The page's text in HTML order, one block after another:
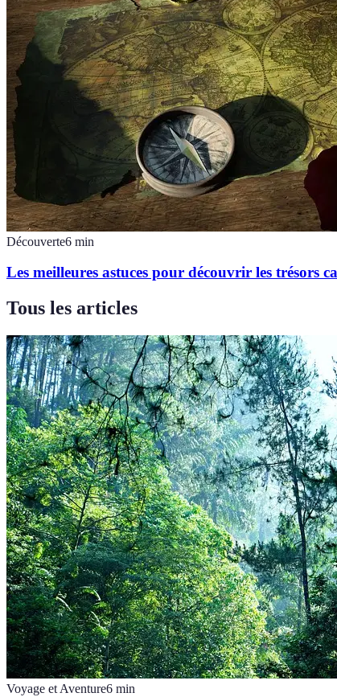
Découverte6 min
Les meilleures astuces pour découvrir les trésors
Tous les articles
Voyage et Aventure6 min